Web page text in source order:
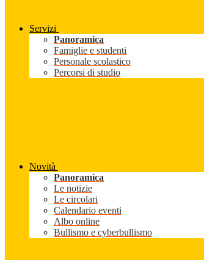
Servizi
Panoramica
Famiglie e studenti
Personale scolastico
Percorsi di studio
Novità
Panoramica
Le notizie
Le circolari
Calendario eventi
Albo online
Bullismo e cyberbullismo